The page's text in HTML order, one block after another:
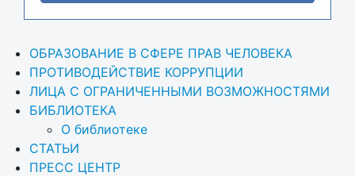
ОБРАЗОВАНИЕ В СФЕРЕ ПРАВ ЧЕЛОВЕКА
ПРОТИВОДЕЙСТВИЕ КОРРУПЦИИ
ЛИЦА С ОГРАНИЧЕННЫМИ ВОЗМОЖНОСТЯМИ
БИБЛИОТЕКА
О библиотеке
СТАТЬИ
ПРЕСС ЦЕНТР